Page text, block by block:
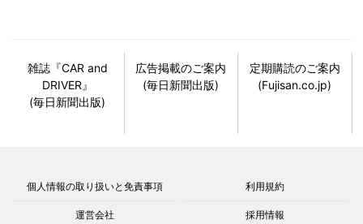
雑誌『CAR and
DRIVER』
(毎日新聞出版)
広告掲載のご案内
(毎日新聞出版)
定期購読のご案内
(Fujisan.co.jp)
個人情報の取り扱いと免責事項 利用規約
運営会社 採用情報